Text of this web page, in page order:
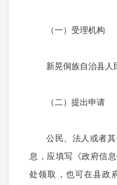
（一）受理机构
新晃侗族自治县人
（二）提出申请
公民、法人或者
息，应填写《政府信
处领取，也可在县政